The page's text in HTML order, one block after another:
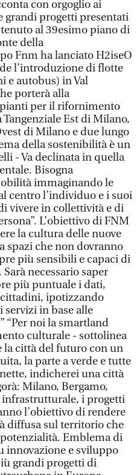
con orgoglio ai
progetti presentati
al 39esimo piano di
della
Fnm ha lanciato H2iseO
l’introduzione di flotte
e autobus) in Val
porterà alla
per il rifornimento
Est di Milano,
di Milano e due lungo
della sostenibilità è un
- Va declinata in quella
Bisogna
immaginando le
centro l’individuo e i suoi
vivere in collettività e di
L’obiettivo di FNM
la cultura delle nuove
spazi che non dovranno
più sensibili e capaci di
necessario saper
più puntuale i dati,
ipotizzando
servizi in base alle
“Per noi la smartland
culturale - sottolinea
la città del futuro con un
la parte a verde e tutte
indicherei una città
Milano, Bergamo,
infrastrutturale, i progetti
l’obiettivo di rendere
diffusa sul territorio che
Emblema di
innovazione e sviluppo
grandi progetti di